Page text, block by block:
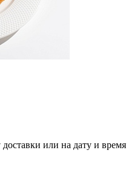
доставки или на дату и время